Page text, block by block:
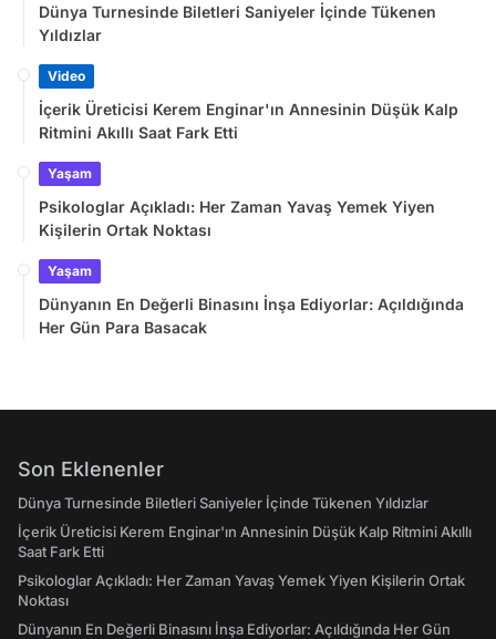
Dünya Turnesinde Biletleri Saniyeler İçinde Tükenen
Yıldızlar
Video
İçerik Üreticisi Kerem Enginar'ın Annesinin Düşük Kalp
Ritmini Akıllı Saat Fark Etti
Yaşam
Psikologlar Açıkladı: Her Zaman Yavaş Yemek Yiyen
Kişilerin Ortak Noktası
Yaşam
Dünyanın En Değerli Binasını İnşa Ediyorlar: Açıldığında
Her Gün Para Basacak
Son Eklenenler
Dünya Turnesinde Biletleri Saniyeler İçinde Tükenen Yıldızlar
İçerik Üreticisi Kerem Enginar'ın Annesinin Düşük Kalp Ritmini Akıllı
Saat Fark Etti
Psikologlar Açıkladı: Her Zaman Yavaş Yemek Yiyen Kişilerin Ortak
Noktası
Dünyanın En Değerli Binasını İnşa Ediyorlar: Açıldığında Her Gün